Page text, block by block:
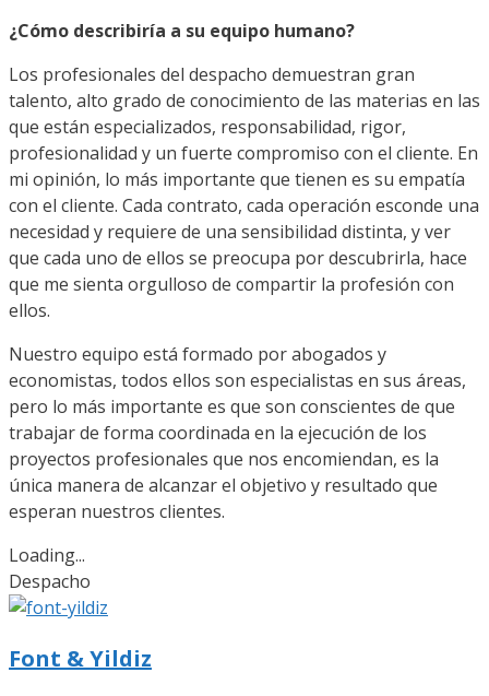
¿Cómo describiría a su equipo humano?
Los profesionales del despacho demuestran gran
talento, alto grado de conocimiento de las materias en las
que están especializados, responsabilidad, rigor,
profesionalidad y un fuerte compromiso con el cliente. En
mi opinión, lo más importante que tienen es su empatía
con el cliente. Cada contrato, cada operación esconde una
necesidad y requiere de una sensibilidad distinta, y ver
que cada uno de ellos se preocupa por descubrirla, hace
que me sienta orgulloso de compartir la profesión con
ellos.
Nuestro equipo está formado por abogados y
economistas, todos ellos son especialistas en sus áreas,
pero lo más importante es que son conscientes de que
trabajar de forma coordinada en la ejecución de los
proyectos profesionales que nos encomiendan, es la
única manera de alcanzar el objetivo y resultado que
esperan nuestros clientes.
Loading...
Despacho
Font & Yildiz